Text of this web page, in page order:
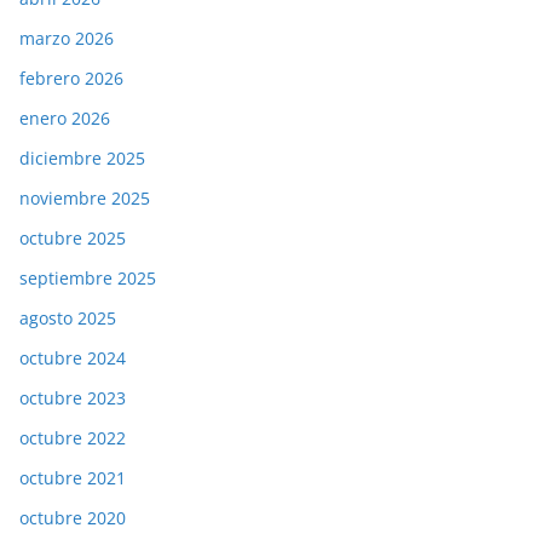
marzo 2026
febrero 2026
enero 2026
diciembre 2025
noviembre 2025
octubre 2025
septiembre 2025
agosto 2025
octubre 2024
octubre 2023
octubre 2022
octubre 2021
octubre 2020